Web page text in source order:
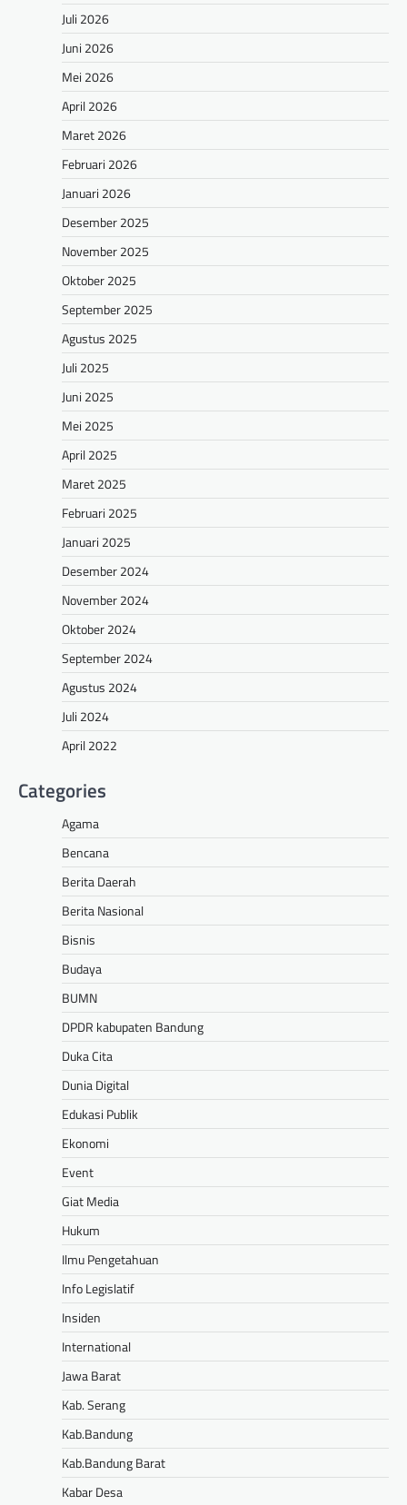
Juli 2026
Juni 2026
Mei 2026
April 2026
Maret 2026
Februari 2026
Januari 2026
Desember 2025
November 2025
Oktober 2025
September 2025
Agustus 2025
Juli 2025
Juni 2025
Mei 2025
April 2025
Maret 2025
Februari 2025
Januari 2025
Desember 2024
November 2024
Oktober 2024
September 2024
Agustus 2024
Juli 2024
April 2022
Categories
Agama
Bencana
Berita Daerah
Berita Nasional
Bisnis
Budaya
BUMN
DPDR kabupaten Bandung
Duka Cita
Dunia Digital
Edukasi Publik
Ekonomi
Event
Giat Media
Hukum
Ilmu Pengetahuan
Info Legislatif
Insiden
International
Jawa Barat
Kab. Serang
Kab.Bandung
Kab.Bandung Barat
Kabar Desa